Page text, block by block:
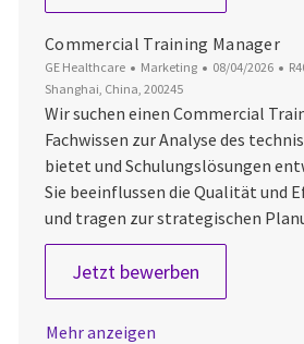
Commercial Training Manager
GE Healthcare Kategorie
Marketing Datum der
08/04/2026
Shanghai, China, 200245
Wir suchen einen Commercial
Fachwissen zur Analyse des
bietet und Schulungslösungen
Sie beeinflussen die Qualität und
und tragen zur strategischen
Jetzt bewerbenCommercial
Mehr anzeigen